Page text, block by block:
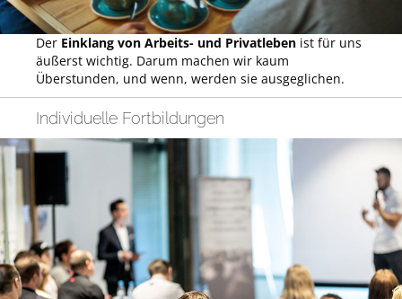
Der Einklang von Arbeits- und Privatleben ist für uns
äußerst wichtig. Darum machen wir kaum
Überstunden, und wenn, werden sie ausgeglichen.
Individuelle Fortbildungen